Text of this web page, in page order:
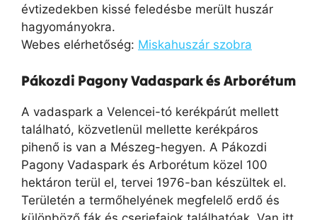
évtizedekben kissé feledésbe merült huszár
hagyományokra.
Webes elérhetőség: Miskahuszár szobra
Pákozdi Pagony Vadaspark és Arborétum
A vadaspark a Velencei-tó kerékpárút mellett
található, közvetlenül mellette kerékpáros
pihenő is van a Mészeg-hegyen. A Pákozdi
Pagony Vadaspark és Arborétum közel 100
hektáron terül el, tervei 1976-ban készültek el.
Területén a termőhelyének megfelelő erdő és